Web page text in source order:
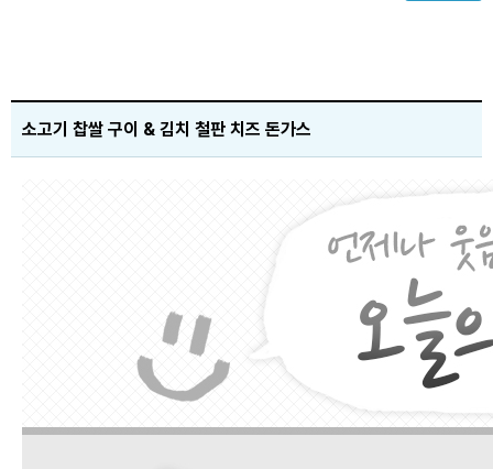
소고기 찹쌀 구이 & 김치 철판 치즈 돈가스